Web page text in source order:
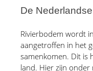
De
Rivierbodem wordt
aangetroffen in het
samenkomen. Dit is
land. Hier zijn onder